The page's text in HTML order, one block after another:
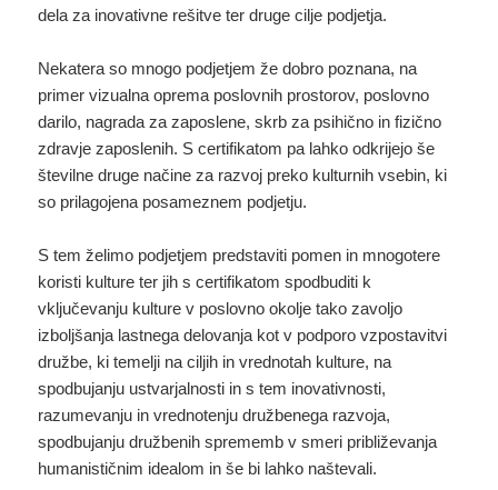
dela za inovativne rešitve ter druge cilje podjetja.
Nekatera so mnogo podjetjem že dobro poznana, na
primer vizualna oprema poslovnih prostorov, poslovno
darilo, nagrada za zaposlene, skrb za psihično in fizično
zdravje zaposlenih. S certifikatom pa lahko odkrijejo še
številne druge načine za razvoj preko kulturnih vsebin, ki
so prilagojena posameznem podjetju.
S tem želimo podjetjem predstaviti pomen in mnogotere
koristi kulture ter jih s certifikatom spodbuditi k
vključevanju kulture v poslovno okolje tako zavoljo
izboljšanja lastnega delovanja kot v podporo vzpostavitvi
družbe, ki temelji na ciljih in vrednotah kulture, na
spodbujanju ustvarjalnosti in s tem inovativnosti,
razumevanju in vrednotenju družbenega razvoja,
spodbujanju družbenih sprememb v smeri približevanja
humanističnim idealom in še bi lahko naštevali.